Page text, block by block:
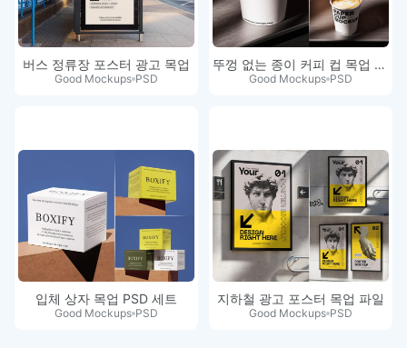
버스 정류장 포스터 광고 목업
Good Mockups PSD
뚜껑 없는 종이 커피 컵 목업 세트
Good Mockups PSD
입체 상자 목업 PSD 세트
Good Mockups PSD
지하철 광고 포스터 목업 파일
Good Mockups PSD